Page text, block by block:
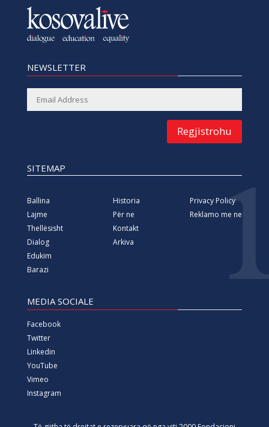
NEWSLETTER
Regjistrohu
SITEMAP
Ballina
Lajme
Thellësisht
Dialog
Edukim
Barazi
Historia
Për ne
Kontakt
Arkiva
Privacy Policy
Reklamo me ne
MEDIA SOCIALE
Facebook
Twitter
Linkedin
YouTube
Vimeo
Instagram